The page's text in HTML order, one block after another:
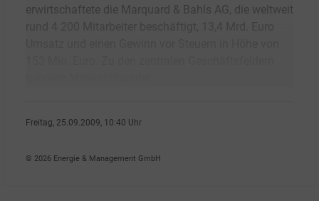
erwirtschaftete die Marquard & Bahls AG, die weltweit
Freitag, 25.09.2009, 10:40 Uhr
© 2026 Energie & Management GmbH